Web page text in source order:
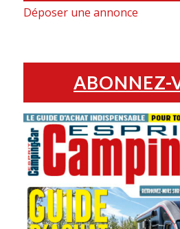
Déposer une annonce
ABONNEZ-